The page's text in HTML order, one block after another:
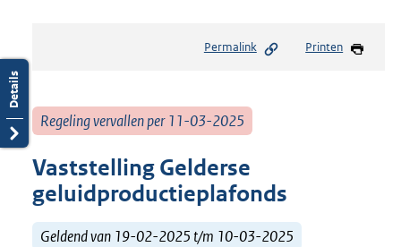
Permalink Printen
Regeling vervallen per 11-03-2025
Vaststelling Gelderse
geluidproductieplafonds
Geldend van 19-02-2025 t/m 10-03-2025